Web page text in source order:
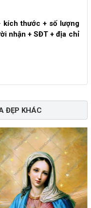
kích thước + số lượng
nhận + SĐT + địa chỉ
ĐẸP KHÁC